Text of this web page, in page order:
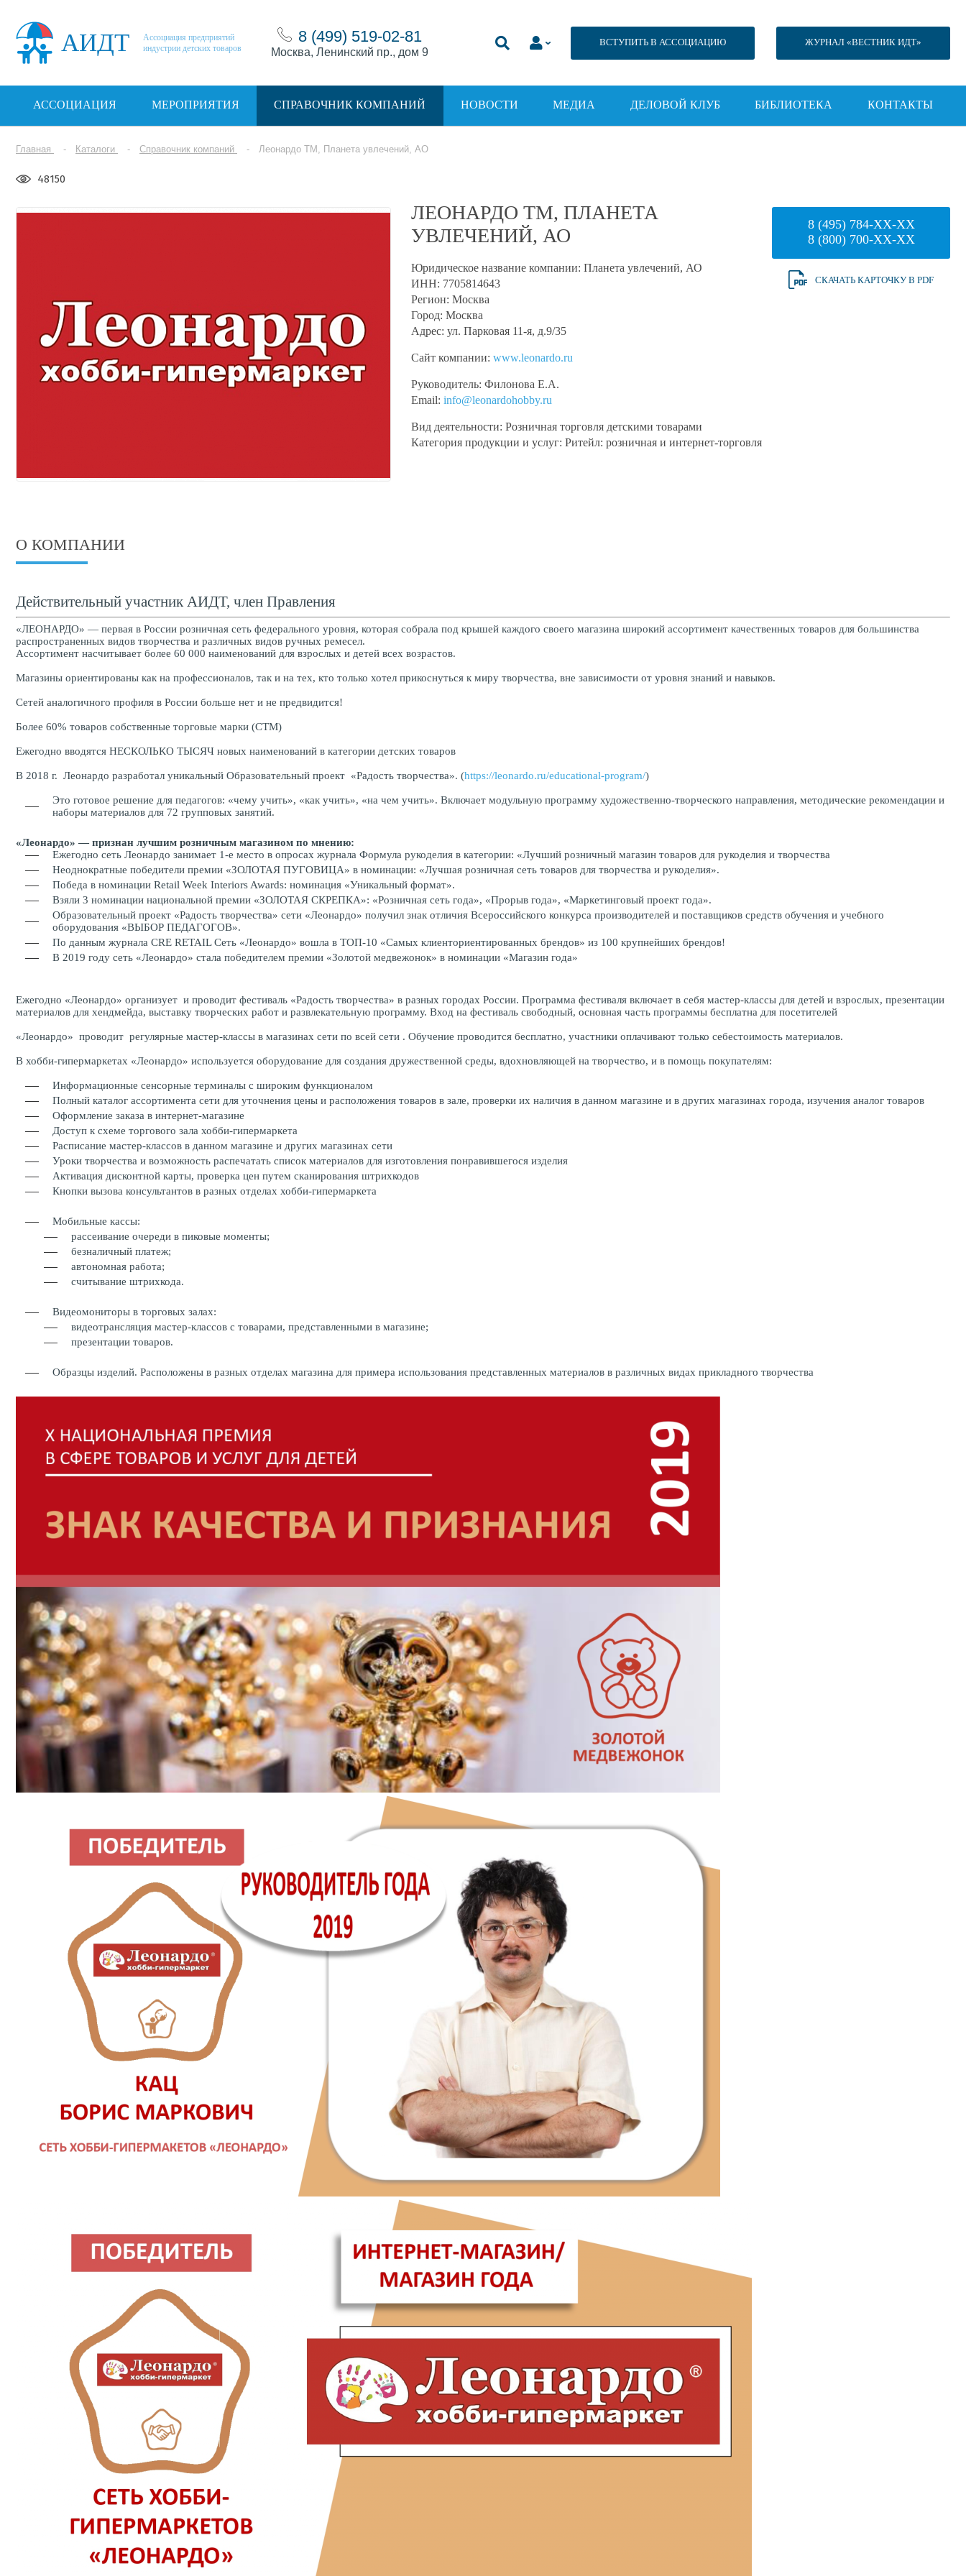
АИДТ
Ассоциация предприятий
индустрии детских товаров
8 (499) 519-02-81
Москва, Ленинский пр., дом 9
ВСТУПИТЬ В АССОЦИАЦИЮ ЖУРНАЛ «ВЕСТНИК ИДТ»
АССОЦИАЦИЯ МЕРОПРИЯТИЯ СПРАВОЧНИК КОМПАНИЙ НОВОСТИ МЕДИА ДЕЛОВОЙ КЛУБ БИБЛИОТЕКА КОНТАКТЫ
Главная Каталоги Справочник компаний Леонардо ТМ, Планета увлечений, АО
48150
ЛЕОНАРДО ТМ, ПЛАНЕТА
УВЛЕЧЕНИЙ, АО
Юридическое название компании: Планета увлечений, АО
ИНН: 7705814643
Регион: Москва
Город: Москва
Адрес: ул. Парковая 11-я, д.9/35
Сайт компании: www.leonardo.ru
Руководитель: Филонова Е.А.
Email: info@leonardohobby.ru
Вид деятельности: Розничная торговля детскими товарами
Категория продукции и услуг: Ритейл: розничная и интернет-торговля
8 (495) 784-XX-XX
8 (800) 700-XX-XX
СКАЧАТЬ КАРТОЧКУ В PDF
О КОМПАНИИ
Действительный участник АИДТ, член Правления
«ЛЕОНАРДО» — первая в России розничная сеть федерального уровня, которая собрала под крышей каждого своего магазина широкий ассортимент качественных товаров для большинства
распространенных видов творчества и различных видов ручных ремесел.
Ассортимент насчитывает более 60 000 наименований для взрослых и детей всех возрастов.
Магазины ориентированы как на профессионалов, так и на тех, кто только хотел прикоснуться к миру творчества, вне зависимости от уровня знаний и навыков.
Сетей аналогичного профиля в России больше нет и не предвидится!
Более 60% товаров собственные торговые марки (СТМ)
Ежегодно вводятся НЕСКОЛЬКО ТЫСЯЧ новых наименований в категории детских товаров
В 2018 г. Леонардо разработал уникальный Образовательный проект «Радость творчества». (https://leonardo.ru/educational-program/)
Это готовое решение для педагогов: «чему учить», «как учить», «на чем учить». Включает модульную программу художественно-творческого направления, методические рекомендации и
наборы материалов для 72 групповых занятий.
«Леонардо» — признан лучшим розничным магазином по мнению:
Ежегодно сеть Леонардо занимает 1-е место в опросах журнала Формула рукоделия в категории: «Лучший розничный магазин товаров для рукоделия и творчества
Неоднократные победители премии «ЗОЛОТАЯ ПУГОВИЦА» в номинации: «Лучшая розничная сеть товаров для творчества и рукоделия».
Победа в номинации Retail Week Interiors Awards: номинация «Уникальный формат».
Взяли 3 номинации национальной премии «ЗОЛОТАЯ СКРЕПКА»: «Розничная сеть года», «Прорыв года», «Маркетинговый проект года».
Образовательный проект «Радость творчества» сети «Леонардо» получил знак отличия Всероссийского конкурса производителей и поставщиков средств обучения и учебного
оборудования «ВЫБОР ПЕДАГОГОВ».
По данным журнала CRE RETAIL Сеть «Леонардо» вошла в ТОП-10 «Самых клиенториентированных брендов» из 100 крупнейших брендов!
В 2019 году сеть «Леонардо» стала победителем премии «Золотой медвежонок» в номинации «Магазин года»
Ежегодно «Леонардо» организует и проводит фестиваль «Радость творчества» в разных городах России. Программа фестиваля включает в себя мастер-классы для детей и взрослых, презентации
материалов для хендмейда, выставку творческих работ и развлекательную программу. Вход на фестиваль свободный, основная часть программы бесплатна для посетителей
«Леонардо» проводит регулярные мастер-классы в магазинах сети по всей сети . Обучение проводится бесплатно, участники оплачивают только себестоимость материалов.
В хобби-гипермаркетах «Леонардо» используется оборудование для создания дружественной среды, вдохновляющей на творчество, и в помощь покупателям:
Информационные сенсорные терминалы с широким функционалом
Полный каталог ассортимента сети для уточнения цены и расположения товаров в зале, проверки их наличия в данном магазине и в других магазинах города, изучения аналог товаров
Оформление заказа в интернет-магазине
Доступ к схеме торгового зала хобби-гипермаркета
Расписание мастер-классов в данном магазине и других магазинах сети
Уроки творчества и возможность распечатать список материалов для изготовления понравившегося изделия
Активация дисконтной карты, проверка цен путем сканирования штрихкодов
Кнопки вызова консультантов в разных отделах хобби-гипермаркета
Мобильные кассы:
рассеивание очереди в пиковые моменты;
безналичный платеж;
автономная работа;
считывание штрихкода.
Видеомониторы в торговых залах:
видеотрансляция мастер-классов с товарами, представленными в магазине;
презентации товаров.
Образцы изделий. Расположены в разных отделах магазина для примера использования представленных материалов в различных видах прикладного творчества